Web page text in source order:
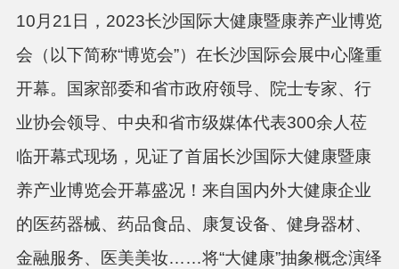
10月21日，2023长沙国际大健康暨康养产业博览
会（以下简称“博览会”）在长沙国际会展中心隆重
开幕。国家部委和省市政府领导、院士专家、行
业协会领导、中央和省市级媒体代表300余人莅
临开幕式现场，见证了首届长沙国际大健康暨康
养产业博览会开幕盛况！来自国内外大健康企业
的医药器械、药品食品、康复设备、健身器材、
金融服务、医美美妆……将“大健康”抽象概念演绎